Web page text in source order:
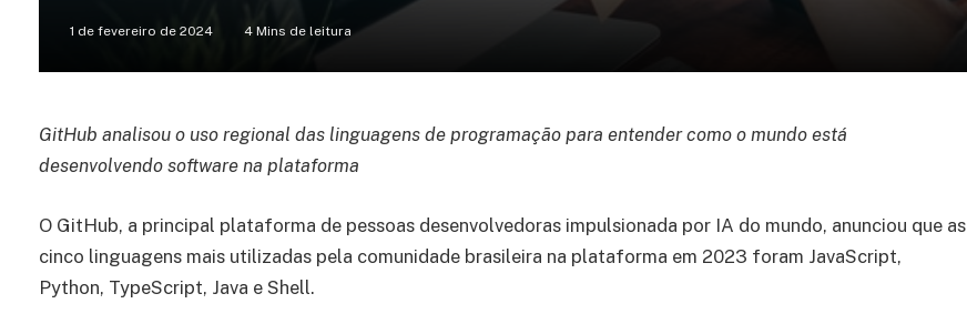
1 de fevereiro de 2024 4 Mins de leitura
GitHub analisou o uso regional das linguagens de programação para entender como o mundo está
desenvolvendo software na plataforma
O GitHub, a principal plataforma de pessoas desenvolvedoras impulsionada por IA do mundo, anunciou que as
cinco linguagens mais utilizadas pela comunidade brasileira na plataforma em 2023 foram JavaScript,
Python, TypeScript, Java e Shell.